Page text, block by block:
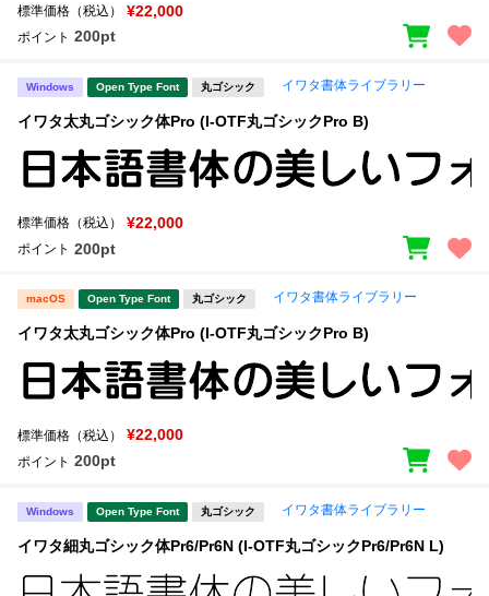
標準価格（税込） ¥22,000
ポイント 200pt
Windows Open Type Font 丸ゴシック イワタ書体ライブラリー
イワタ太丸ゴシック体Pro (I-OTF丸ゴシックPro B)
標準価格（税込） ¥22,000
ポイント 200pt
macOS Open Type Font 丸ゴシック イワタ書体ライブラリー
イワタ太丸ゴシック体Pro (I-OTF丸ゴシックPro B)
標準価格（税込） ¥22,000
ポイント 200pt
Windows Open Type Font 丸ゴシック イワタ書体ライブラリー
イワタ細丸ゴシック体Pr6/Pr6N (I-OTF丸ゴシックPr6/Pr6N L)